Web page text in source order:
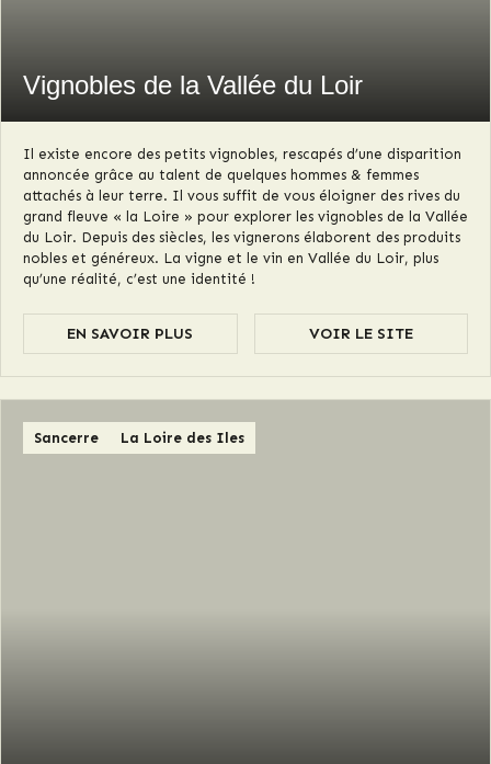
Vignobles de la Vallée du Loir
Il existe encore des petits vignobles, rescapés d’une disparition
annoncée grâce au talent de quelques hommes & femmes
attachés à leur terre. Il vous suffit de vous éloigner des rives du
grand fleuve « la Loire » pour explorer les vignobles de la Vallée
du Loir. Depuis des siècles, les vignerons élaborent des produits
nobles et généreux. La vigne et le vin en Vallée du Loir, plus
qu’une réalité, c’est une identité !
EN SAVOIR PLUS VOIR LE SITE
Sancerre La Loire des Iles